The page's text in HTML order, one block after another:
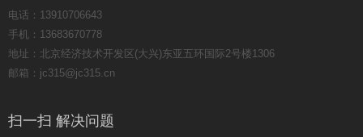
电话：13910706643
手机：13683670778
地址：北京经济技术开发区(大兴)东亚五环国际2号楼1306
邮箱：jc315@jc315.cn
扫一扫 解决问题